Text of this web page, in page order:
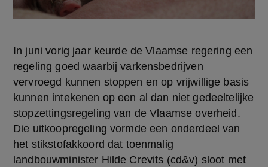
In juni vorig jaar keurde de Vlaamse regering een
regeling goed waarbij varkensbedrijven
vervroegd kunnen stoppen en op vrijwillige basis
kunnen intekenen op een al dan niet gedeeltelijke
stopzettingsregeling van de Vlaamse overheid.
Die uitkoopregeling vormde een onderdeel van
het stikstofakkoord dat toenmalig
landbouwminister Hilde Crevits (cd&v) sloot met